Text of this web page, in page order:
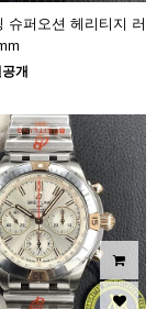
슈퍼오션 헤리티지 러
개